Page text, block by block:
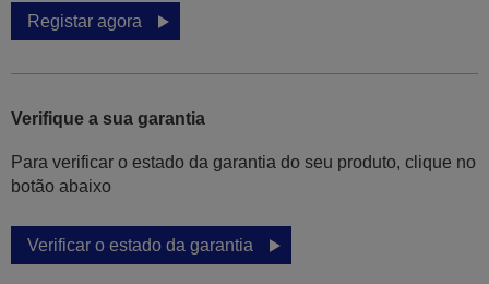
Registar agora
Verifique a sua garantia
Para verificar o estado da garantia do seu produto, clique no
botão abaixo
Verificar o estado da garantia